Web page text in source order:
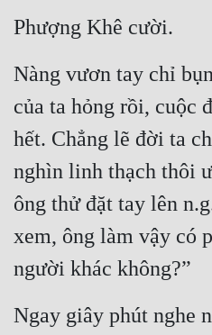
Phượng Khê cười.
Nàng vươn tay chỉ
của ta hỏng rồi, cuộc
hết. Chẳng lẽ đời ta
nghìn linh thạch thôi
ông thử đặt tay lên
xem, ông làm vậy có
người khác không?”
Ngay giây phút nghe